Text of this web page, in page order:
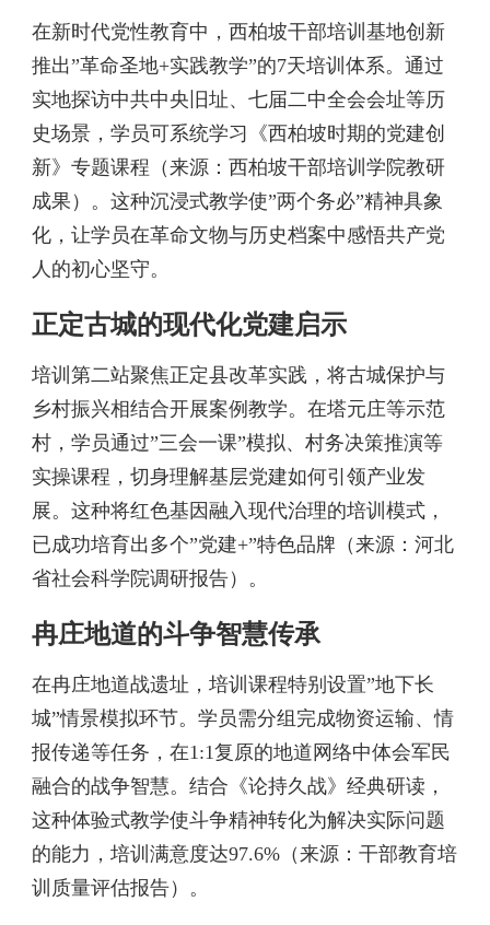
在新时代党性教育中，西柏坡干部培训基地创新
推出”革命圣地+实践教学”的7天培训体系。通过
实地探访中共中央旧址、七届二中全会会址等历
史场景，学员可系统学习《西柏坡时期的党建创
新》专题课程（来源：西柏坡干部培训学院教研
成果）。这种沉浸式教学使”两个务必”精神具象
化，让学员在革命文物与历史档案中感悟共产党
人的初心坚守。
正定古城的现代化党建启示
培训第二站聚焦正定县改革实践，将古城保护与
乡村振兴相结合开展案例教学。在塔元庄等示范
村，学员通过”三会一课”模拟、村务决策推演等
实操课程，切身理解基层党建如何引领产业发
展。这种将红色基因融入现代治理的培训模式，
已成功培育出多个”党建+”特色品牌（来源：河北
省社会科学院调研报告）。
冉庄地道的斗争智慧传承
在冉庄地道战遗址，培训课程特别设置”地下长
城”情景模拟环节。学员需分组完成物资运输、情
报传递等任务，在1:1复原的地道网络中体会军民
融合的战争智慧。结合《论持久战》经典研读，
这种体验式教学使斗争精神转化为解决实际问题
的能力，培训满意度达97.6%（来源：干部教育培
训质量评估报告）。